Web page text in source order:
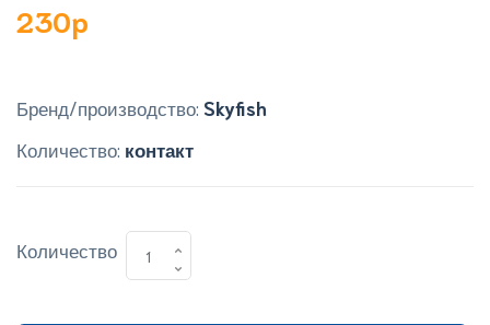
230p
Бренд/производство: Skyfish
Количество: контакт
Количество